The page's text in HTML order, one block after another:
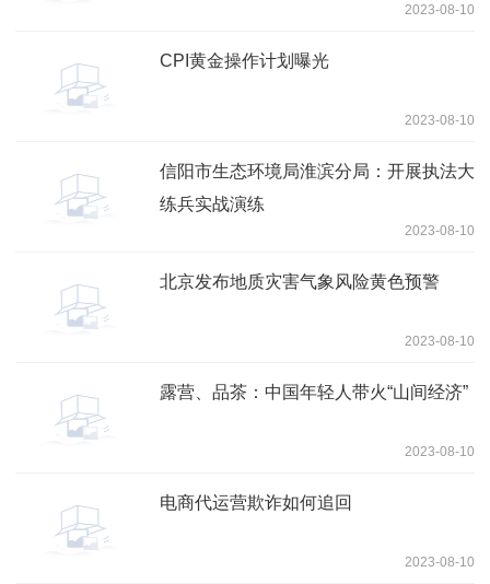
2023-08-10
CPI黄金操作计划曝光
2023-08-10
信阳市生态环境局淮滨分局：开展执法大
练兵实战演练
2023-08-10
北京发布地质灾害气象风险黄色预警
2023-08-10
露营、品茶：中国年轻人带火“山间经济”
2023-08-10
电商代运营欺诈如何追回
2023-08-10